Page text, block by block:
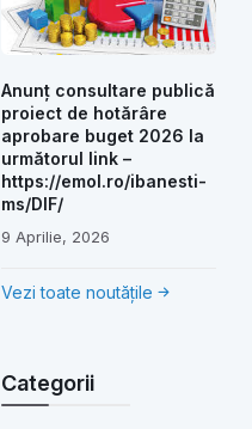
Anunț consultare publică
proiect de hotărâre
aprobare buget 2026 la
următorul link –
https://emol.ro/ibanesti-
ms/DIF/
9 Aprilie, 2026
Vezi toate noutățile
Categorii